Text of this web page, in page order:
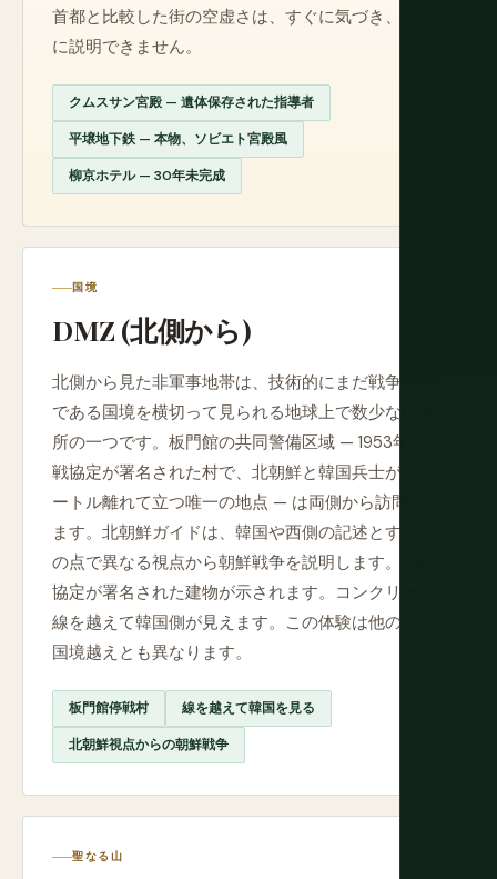
首都と比較した街の空虚さは、すぐに気づき、完全
に説明できません。
クムスサン宮殿 — 遺体保存された指導者
平壌地下鉄 — 本物、ソビエト宮殿風
柳京ホテル — 30年未完成
国境
DMZ (北側から)
北側から見た非軍事地帯は、技術的にまだ戦争前線
である国境を横切って見られる地球上で数少ない場
所の一つです。板門館の共同警備区域 — 1953年の停
戦協定が署名された村で、北朝鮮と韓国兵士が数メ
ートル離れて立つ唯一の地点 — は両側から訪問され
ます。北朝鮮ガイドは、韓国や西側の記述とすべて
の点で異なる視点から朝鮮戦争を説明します。停戦
協定が署名された建物が示されます。コンクリート
線を越えて韓国側が見えます。この体験は他のどの
国境越えとも異なります。
板門館停戦村 線を越えて韓国を見る
北朝鮮視点からの朝鮮戦争
聖なる山